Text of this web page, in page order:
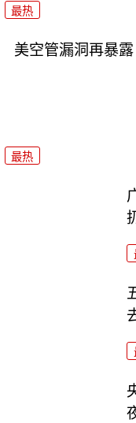
最热
美空管漏洞再暴
最热